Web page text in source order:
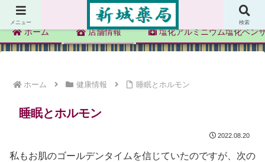
新城薬局
ホーム 店舗情報 塩化アルミニウム塩化ベン
ホーム 健康情報 睡眠とホルモン
睡眠とホルモン
2022.08.20
私もお肌のゴールデンタイムを信じていたのですが、次の
メニュー 検索